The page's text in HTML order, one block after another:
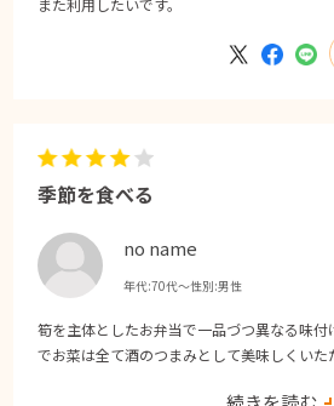
季節を食べる
no name
年代:70代～性別:男性
筍を主体としたお弁当で一品づつ異なる味付
でお菜は全て酒のつまみとして美味しくいた